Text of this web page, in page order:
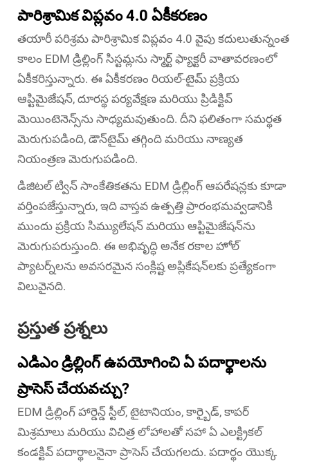
పారిశ్రామిక విప్లవం 4.0 ఏకీకరణం
తయారీ పరిశ్రమ పారిశ్రామిక విప్లవం 4.0 వైపు కదులుతున్నంత
కాలం EDM డ్రిల్లింగ్ సిస్టమ్లను స్మార్ట్ ఫ్యాక్టరీ వాతావరణంలో
ఏకీకరిస్తున్నారు. ఈ ఏకీకరణం రియల్-టైమ్ ప్రక్రియ
ఆప్టిమైజేషన్, దూరస్థ పర్యవేక్షణ మరియు ప్రిడిక్టివ్
మెయింటెనెన్స్‌ను సాధ్యమవుతుంది. దీని ఫలితంగా సమర్థత
మెరుగుపడింది, డౌన్‌టైమ్ తగ్గింది మరియు నాణ్యత
నియంత్రణ మెరుగుపడింది.
డిజిటల్ ట్విన్ సాంకేతికతను EDM డ్రిల్లింగ్ ఆపరేషన్లకు కూడా
వర్తింపజేస్తున్నారు, ఇది వాస్తవ ఉత్పత్తి ప్రారంభమవ్వడానికి
ముందు ప్రక్రియ సిమ్యులేషన్ మరియు ఆప్టిమైజేషన్‌ను
మెరుగుపరుస్తుంది. ఈ అభివృద్ధి అనేక రకాల హోల్
ప్యాటర్న్‌లను అవసరమైన సంక్లిష్ట అప్లికేషన్‌లకు ప్రత్యేకంగా
విలువైనది.
ప్రస్తుత ప్రశ్నలు
ఎడిఎం డ్రిల్లింగ్ ఉపయోగించి ఏ పదార్థాలను
ప్రాసెస్ చేయవచ్చు?
EDM డ్రిల్లింగ్ హార్డెన్డ్ స్టీల్, టైటానియం, కార్బైడ్, కాపర్
మిశ్రమాలు మరియు విచిత్ర లోహాలతో సహా ఏ ఎలక్ట్రికల్
కండక్టివ్ పదార్థాలనైనా ప్రాసెస్ చేయగలదు. పదార్థం యొక్క